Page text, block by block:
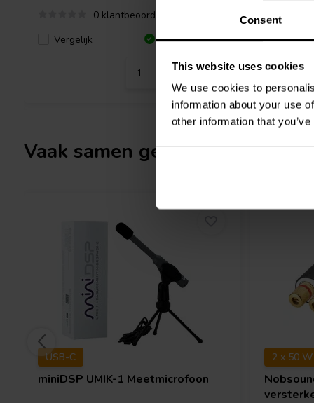
Consent
This website uses cookies
We use cookies to
information about your use
other information that
geluidskwaliteit van zijn audioprojecten wil verbeteren.
0 klantbeoordelingen
Vergelijk
4 Op voorraad
Vaak samen gekocht
USB-C
miniDSP UMIK-1 Meetmicrofoon
2 x 50 W